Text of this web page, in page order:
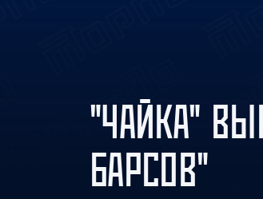
"ЧАЙКА"
БАРСОВ"